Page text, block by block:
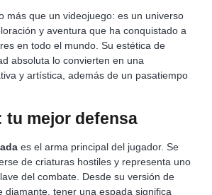
más que un videojuego: es un universo
y aventura que ha conquistado a
en todo el mundo. Su estética de
absoluta lo convierten en una
y artística, además de un pasatiempo
tu mejor defensa
es el arma principal del jugador. Se
de criaturas hostiles y representa uno
del combate. Desde su versión de
diamante, tener una espada significa